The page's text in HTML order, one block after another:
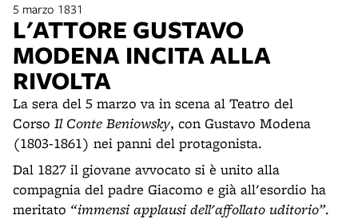
5 marzo 1831
L'ATTORE GUSTAVO
MODENA INCITA ALLA
RIVOLTA
La sera del 5 marzo va in scena al Teatro del
Corso Il Conte Beniowsky, con Gustavo Modena
(1803-1861) nei panni del protagonista.
Dal 1827 il giovane avvocato si è unito alla
compagnia del padre Giacomo e già all'esordio ha
meritato “immensi applausi dell'affollato uditorio”.